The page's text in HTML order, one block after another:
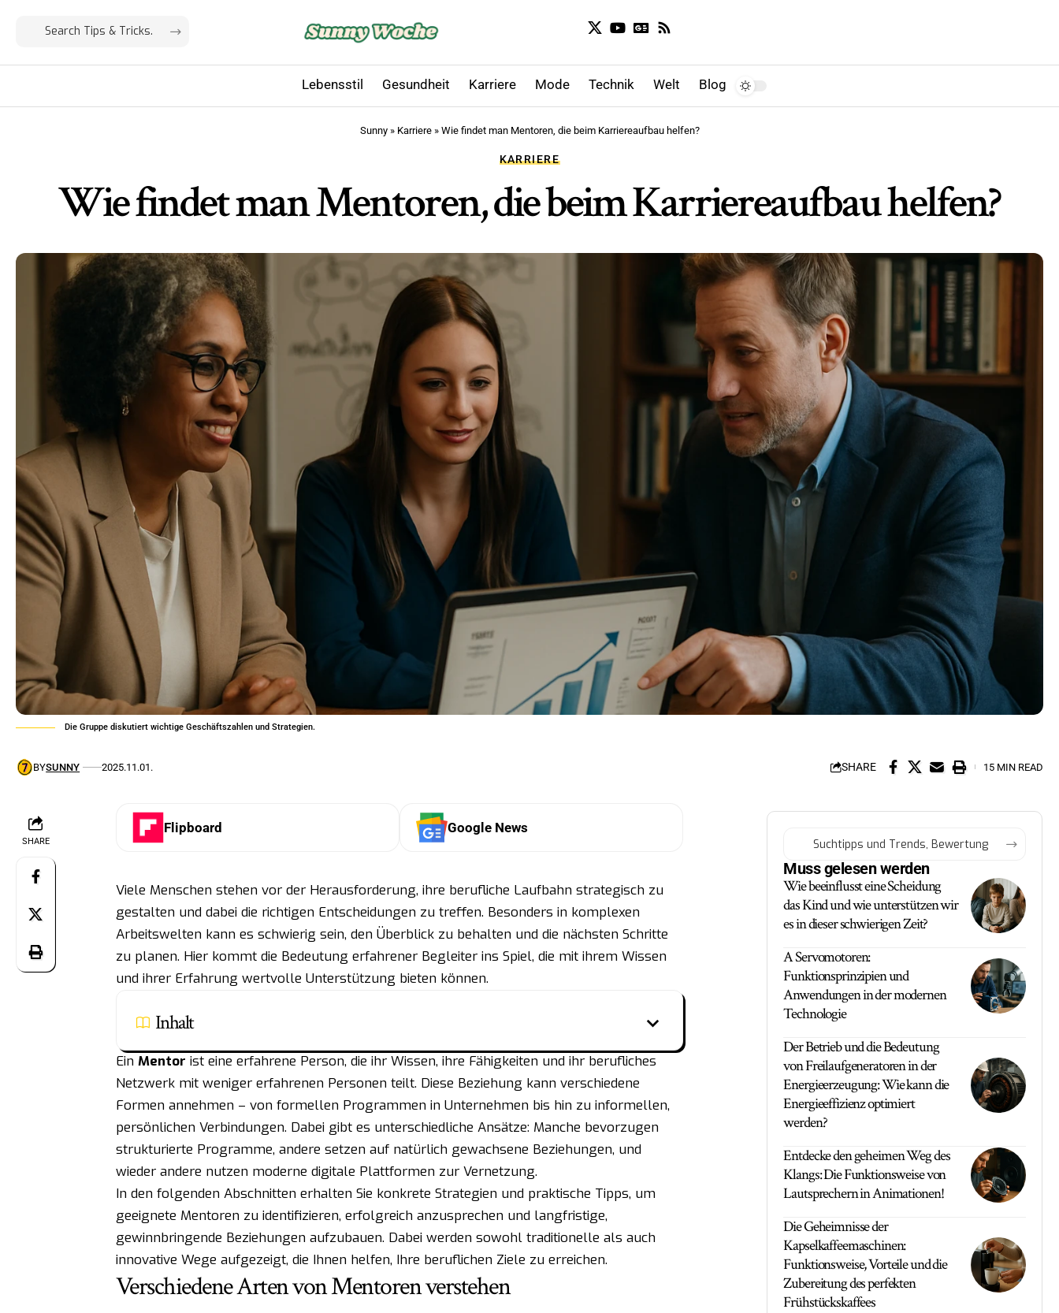
Lebensstil Gesundheit Karriere Mode Technik Welt Blog
Sunny» Karriere» Wie findet man Mentoren, die beim Karriereaufbau helfen?
KARRIERE
Wie findet man Mentoren, die beim Karriereaufbau helfen?
Die Gruppe diskutiert wichtige Geschäftszahlen und Strategien.
BYSUNNY 2025.11.01. SHARE 15 MIN READ
SHARE
Flipboard Google News
Viele Menschen stehen vor der Herausforderung, ihre berufliche Laufbahn strategisch zu
gestalten und dabei die richtigen Entscheidungen zu treffen. Besonders in komplexen
Arbeitswelten kann es schwierig sein, den Überblick zu behalten und die nächsten Schritte
zu planen. Hier kommt die Bedeutung erfahrener Begleiter ins Spiel, die mit ihrem Wissen
und ihrer Erfahrung wertvolle Unterstützung bieten können.
Inhalt
Ein Mentor ist eine erfahrene Person, die ihr Wissen, ihre Fähigkeiten und ihr berufliches
Netzwerk mit weniger erfahrenen Personen teilt. Diese Beziehung kann verschiedene
Formen annehmen – von formellen Programmen in Unternehmen bis hin zu informellen,
persönlichen Verbindungen. Dabei gibt es unterschiedliche Ansätze: Manche bevorzugen
strukturierte Programme, andere setzen auf natürlich gewachsene Beziehungen, und
wieder andere nutzen moderne digitale Plattformen zur Vernetzung.
In den folgenden Abschnitten erhalten Sie konkrete Strategien und praktische Tipps, um
geeignete Mentoren zu identifizieren, erfolgreich anzusprechen und langfristige,
gewinnbringende Beziehungen aufzubauen. Dabei werden sowohl traditionelle als auch
innovative Wege aufgezeigt, die Ihnen helfen, Ihre beruflichen Ziele zu erreichen.
Verschiedene Arten von Mentoren verstehen
Muss gelesen werden
Wie beeinflusst eine Scheidung
das Kind und wie unterstützen wir
es in dieser schwierigen Zeit?
A Servomotoren:
Funktionsprinzipien und
Anwendungen in der modernen
Technologie
Der Betrieb und die Bedeutung
von Freilaufgeneratoren in der
Energieerzeugung: Wie kann die
Energieeffizienz optimiert
werden?
Entdecke den geheimen Weg des
Klangs: Die Funktionsweise von
Lautsprechern in Animationen!
Die Geheimnisse der
Kapselkaffeemaschinen:
Funktionsweise, Vorteile und die
Zubereitung des perfekten
Frühstückskaffees